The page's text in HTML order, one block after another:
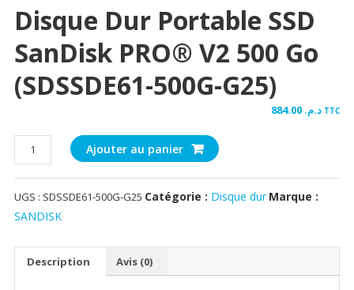
Disque Dur Portable SSD
SanDisk PRO® V2 500 Go
(SDSSDE61-500G-G25)
د.م. TTC
quantité
de
Disque
dur
portable
Ajouter au panier
UGS : SDSSDE61-500G-G25 Catégorie : Disque dur Marque :
SANDISK
Description Avis (0)